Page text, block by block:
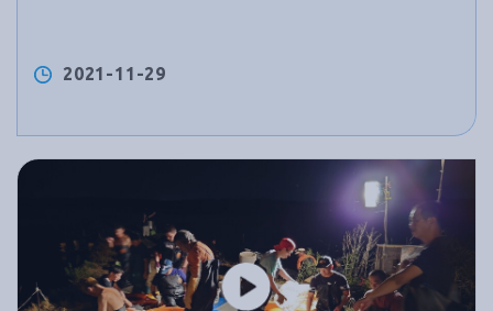
2021-11-29